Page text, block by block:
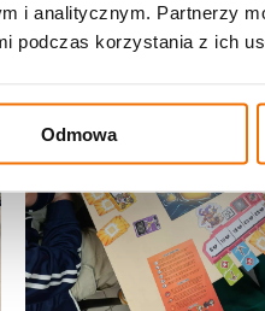
i analitycznym. Partnerzy
podczas korzystania z ich
Odmowa